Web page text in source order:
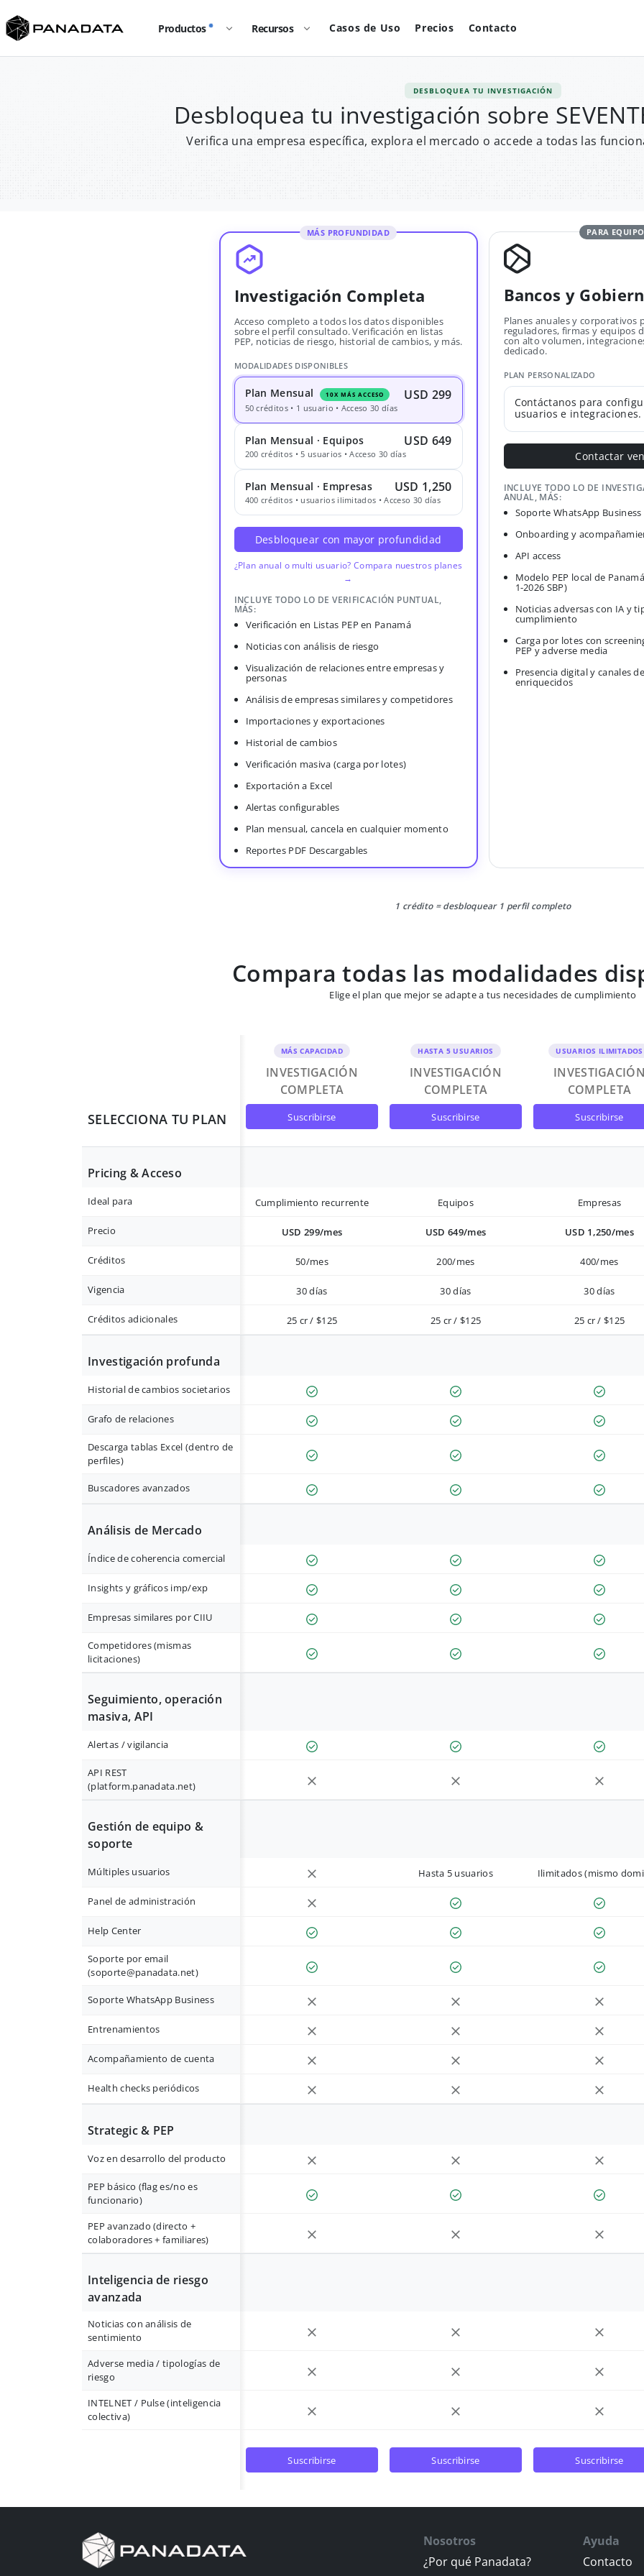
Productos Recursos Casos de Uso Precios Contacto
DESBLOQUEA TU INVESTIGACIÓN
Desbloquea tu investigación sobre
Verifica una empresa específica, explora el mercado o accede a todas las
MÁS PROFUNDIDAD
Investigación Completa
Acceso completo a todos los datos disponibles
sobre el perfil consultado. Verificación en listas
PEP, noticias de riesgo, historial de cambios, y más.
MODALIDADES DISPONIBLES
Plan Mensual 10X MÁS ACCESO USD 299
50 créditos • 1 usuario • Acceso 30 días
Plan Mensual · Equipos USD 649
200 créditos • 5 usuarios • Acceso 30 días
Plan Mensual · Empresas USD 1,250
400 créditos • usuarios ilimitados • Acceso 30 días
Desbloquear con mayor profundidad
¿Plan anual o multi usuario? Compara nuestros planes
→
INCLUYE TODO LO DE VERIFICACIÓN PUNTUAL,
MÁS:
Verificación en Listas PEP en Panamá
Noticias con análisis de riesgo
Visualización de relaciones entre empresas y
personas
Análisis de empresas similares y competidores
Importaciones y exportaciones
Historial de cambios
Verificación masiva (carga por lotes)
Exportación a Excel
Alertas configurables
Plan mensual, cancela en cualquier momento
Reportes PDF Descargables
PARA
Bancos y
Planes anuales y corporativos
reguladores, firmas y equipos
con alto volumen,
dedicado.
PLAN PERSONALIZADO
Contáctanos para
usuarios e integraciones.
Contactar
INCLUYE TODO LO DE
ANUAL, MÁS:
Soporte WhatsApp Business
Onboarding y
API access
Modelo PEP local de
1-2026 SBP)
Noticias adversas con IA y
cumplimiento
Carga por lotes con
PEP y adverse media
Presencia digital y canales
enriquecidos
1 crédito = desbloquear 1 perfil completo
Compara todas las modalidades
Elige el plan que mejor se adapte a tus necesidades de cumplimiento
SELECCIONA TU PLAN
MÁS CAPACIDAD
INVESTIGACIÓN
COMPLETA
suscribirse
HASTA 5 USUARIOS
INVESTIGACIÓN
COMPLETA
suscribirse
USUARIOS ILIMITADOS
COMPLETA
suscribirse
Pricing & Acceso
Ideal para Cumplimiento recurrente Equipos Empresas
Precio USD 299/mes USD 649/mes USD 1,250/mes
Créditos 50/mes 200/mes 400/mes
Vigencia 30 días 30 días 30 días
Créditos adicionales 25 cr / $125 25 cr / $125 25 cr / $125
Investigación profunda
Historial de cambios societarios
Grafo de relaciones
Descarga tablas Excel (dentro de
perfiles)
Buscadores avanzados
Análisis de Mercado
Índice de coherencia comercial
Insights y gráficos imp/exp
Empresas similares por CIIU
Competidores (mismas
licitaciones)
Seguimiento, operación
masiva, API
Alertas / vigilancia
API REST
(platform.panadata.net)
Gestión de equipo &
soporte
Múltiples usuarios Hasta 5 usuarios Ilimitados (mismo
Panel de administración
Help Center
Soporte por email
(soporte@panadata.net)
Soporte WhatsApp Business
Entrenamientos
Acompañamiento de cuenta
Health checks periódicos
Strategic & PEP
Voz en desarrollo del producto
PEP básico (flag es/no es
funcionario)
PEP avanzado (directo +
colaboradores + familiares)
Inteligencia de riesgo
avanzada
Noticias con análisis de
sentimiento
Adverse media / tipologías de
riesgo
INTELNET / Pulse (inteligencia
colectiva)
suscribirse suscribirse suscribirse
Nosotros
¿Por qué Panadata?
Ayuda
Contacto